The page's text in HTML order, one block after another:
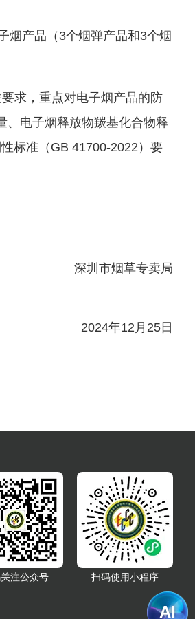
烟产品（3个烟弹产品和3个烟
求，重点对电子烟产品的防
、电子烟释放物羰基化合物释
标准（GB 41700-2022）要
深圳市烟草专卖局
2024年12月25日
注公众号 扫码使用小程序